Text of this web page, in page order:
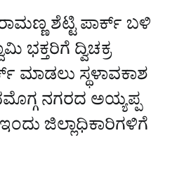
ಶೆಟ್ಟಿ ಪಾರ್ಕ್‌ ಬಳಿ
ಭಕ್ತರಿಗೆ ದ್ವಿಚಕ್ರ
ಮಾಡಲು ಸ್ಥಳಾವಕಾಶ
ನಗರದ ಅಯ್ಯಪ್ಪ
ಜಿಲ್ಲಾಧಿಕಾರಿಗಳಿಗೆ